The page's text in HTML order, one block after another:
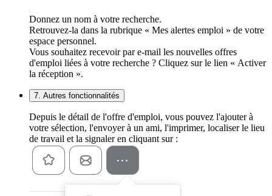
Donnez un nom à votre recherche.
Retrouvez-la dans la rubrique « Mes alertes emploi » de votre
espace personnel.
Vous souhaitez recevoir par e-mail les nouvelles offres
d'emploi liées à votre recherche ? Cliquez sur le lien « Activer
la réception ».
7. Autres fonctionnalités
Depuis le détail de l'offre d'emploi, vous pouvez l'ajouter à
votre sélection, l'envoyer à un ami, l'imprimer, localiser le lieu
de travail et la signaler en cliquant sur :